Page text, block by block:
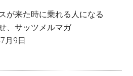
が来た時に乗れる人になる
、サッツメルマガ
月9日